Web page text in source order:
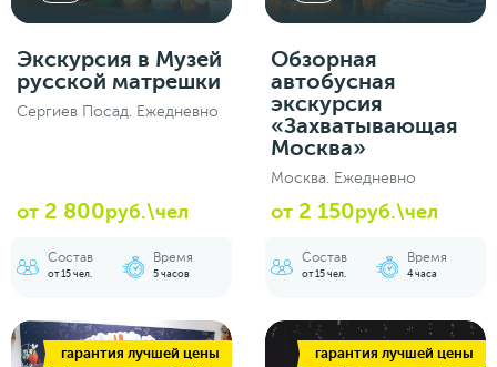
Экскурсия в Музей
русской матрешки
Сергиев Посад. Ежедневно
от 2 800руб.\чел
Состав
от 15 чел.
Время
5 часов
Обзорная
автобусная
экскурсия
«Захватывающая
Москва»
Москва. Ежедневно
от 2 150руб.\чел
Состав
от 15 чел.
Время
4 часа
гарантия лучшей цены гарантия лучшей цены